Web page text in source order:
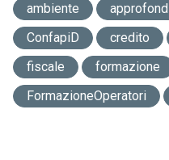
ambiente
ConfapiD
credito
fiscale
formazione
FormazioneOperatori